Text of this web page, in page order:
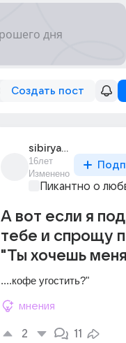
Создать пост
sibiryachk
16лет
Изменено
Пикантно о
А вот если я
тебе и спрощу
"Ты хочешь
....кофе угостить?"
мнения
2 11